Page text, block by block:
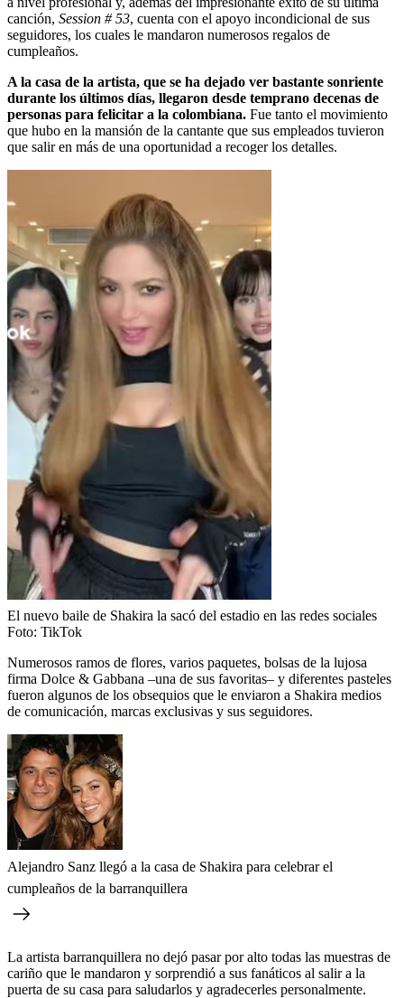
canción, Session # 53, cuenta con el apoyo incondicional de sus
seguidores, los cuales le mandaron numerosos regalos de
cumpleaños.
A la casa de la artista, que se ha dejado ver bastante sonriente
durante los últimos días, llegaron desde temprano decenas de
personas para felicitar a la colombiana. Fue tanto el movimiento
que hubo en la mansión de la cantante que sus empleados tuvieron
que salir en más de una oportunidad a recoger los detalles.
El nuevo baile de Shakira la sacó del estadio en las redes sociales
Foto: TikTok
Numerosos ramos de flores, varios paquetes, bolsas de la lujosa
firma Dolce & Gabbana –una de sus favoritas– y diferentes pasteles
fueron algunos de los obsequios que le enviaron a Shakira medios
de comunicación, marcas exclusivas y sus seguidores.
Alejandro Sanz llegó a la casa de Shakira para celebrar el
cumpleaños de la barranquillera
La artista barranquillera no dejó pasar por alto todas las muestras de
cariño que le mandaron y sorprendió a sus fanáticos al salir a la
puerta de su casa para saludarlos y agradecerles personalmente.